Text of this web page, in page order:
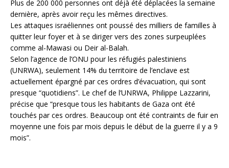
Plus de 200 000 personnes ont déjà été déplacées la semaine
dernière, après avoir reçu les mêmes directives.
Les attaques israéliennes ont poussé des milliers de familles à
quitter leur foyer et à se diriger vers des zones surpeuplées
comme al-Mawasi ou Deir al-Balah.
Selon l’agence de l’ONU pour les réfugiés palestiniens
(UNRWA), seulement 14% du territoire de l’enclave est
actuellement épargné par ces ordres d’évacuation, qui sont
presque “quotidiens”. Le chef de l’UNRWA, Philippe Lazzarini,
précise que “presque tous les habitants de Gaza ont été
touchés par ces ordres. Beaucoup ont été contraints de fuir en
moyenne une fois par mois depuis le début de la guerre il y a 9
mois”.